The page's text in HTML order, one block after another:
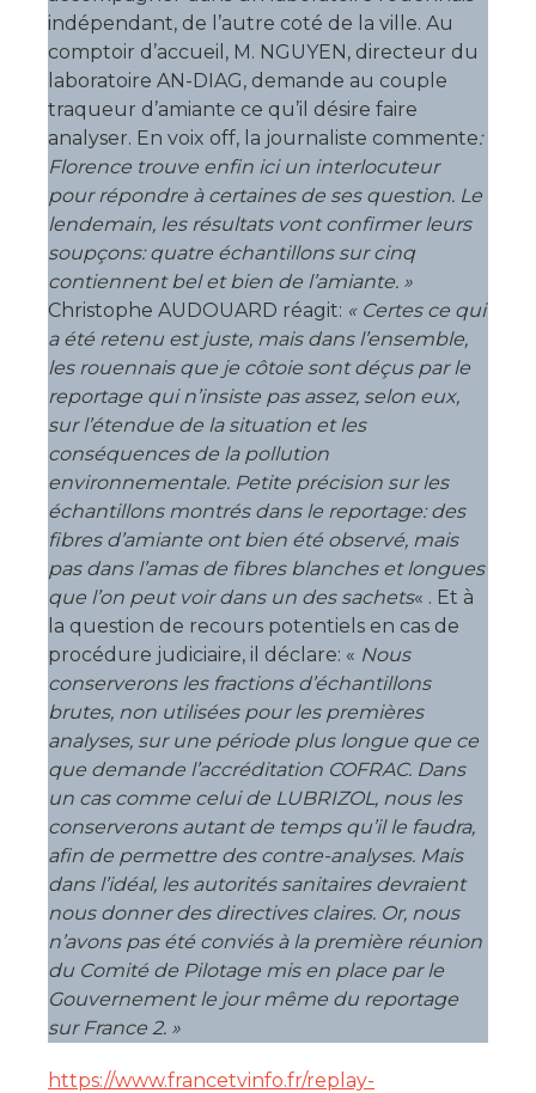
indépendant, de l’autre coté de la ville. Au
comptoir d’accueil, M. NGUYEN, directeur du
laboratoire AN-DIAG, demande au couple
traqueur d’amiante ce qu’il désire faire
analyser. En voix off, la journaliste commente:
Florence trouve enfin ici un interlocuteur
pour répondre à certaines de ses question. Le
lendemain, les résultats vont confirmer leurs
soupçons: quatre échantillons sur cinq
contiennent bel et bien de l’amiante. »
Christophe AUDOUARD réagit: « Certes ce qui
a été retenu est juste, mais dans l’ensemble,
les rouennais que je côtoie sont déçus par le
reportage qui n’insiste pas assez, selon eux,
sur l’étendue de la situation et les
conséquences de la pollution
environnementale. Petite précision sur les
échantillons montrés dans le reportage: des
fibres d’amiante ont bien été observé, mais
pas dans l’amas de fibres blanches et longues
que l’on peut voir dans un des sachets« . Et à
la question de recours potentiels en cas de
procédure judiciaire, il déclare: « Nous
conserverons les fractions d’échantillons
brutes, non utilisées pour les premières
analyses, sur une période plus longue que ce
que demande l’accréditation COFRAC. Dans
un cas comme celui de LUBRIZOL, nous les
conserverons autant de temps qu’il le faudra,
afin de permettre des contre-analyses. Mais
dans l’idéal, les autorités sanitaires devraient
nous donner des directives claires. Or, nous
n’avons pas été conviés à la première réunion
du Comité de Pilotage mis en place par le
Gouvernement le jour même du reportage
sur France 2. »
https://www.francetvinfo.fr/replay-